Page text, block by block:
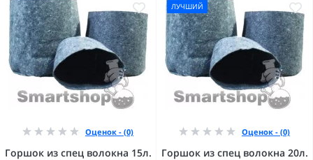
Оценок - (0)
Горшок из спец волокна 15л.
ЛУЧШИЙ
Оценок - (0)
Горшок из спец волокна 20л.